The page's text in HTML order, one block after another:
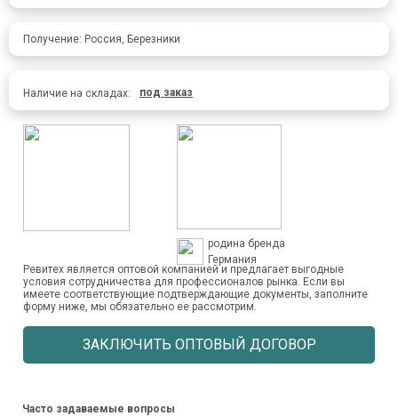
Получение: Россия, Березники
Наличие на складах: под заказ
родина бренда
Германия
Ревитех является оптовой компанией и предлагает выгодные
условия сотрудничества для профессионалов рынка. Если вы
имеете соответствующие подтверждающие документы, заполните
форму ниже, мы обязательно ее рассмотрим.
ЗАКЛЮЧИТЬ ОПТОВЫЙ ДОГОВОР
Часто задаваемые вопросы